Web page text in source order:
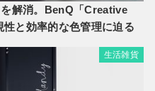
解消。BenQ「Creative
と効率的な色管理に迫る
生活雑貨